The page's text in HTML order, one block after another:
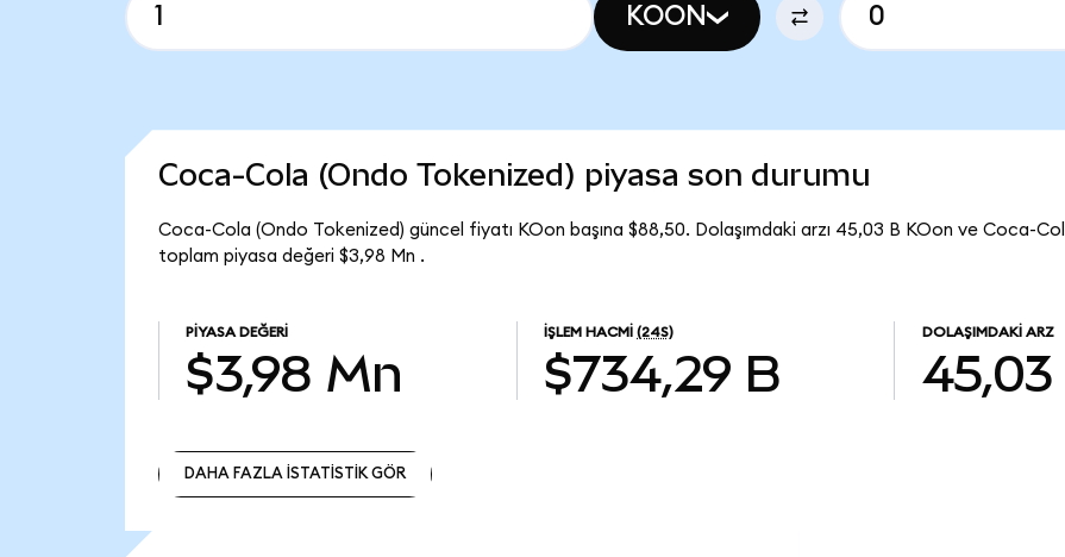
KOON
Coca-Cola (Ondo Tokenized) piyasa son durumu
Coca-Cola (Ondo Tokenized) güncel fiyatı KOon başına $88,50. Dolaşımdaki arzı 45,03 B KOon ve Coca-
toplam piyasa değeri $3,98 Mn .
PIYASA DEĞERI
$3,98 Mn
İŞLEM HACMI (24S)
$734,29 B
DOLAŞIMDAKI ARZ
45,03
DAHA FAZLA İSTATİSTİK GÖR